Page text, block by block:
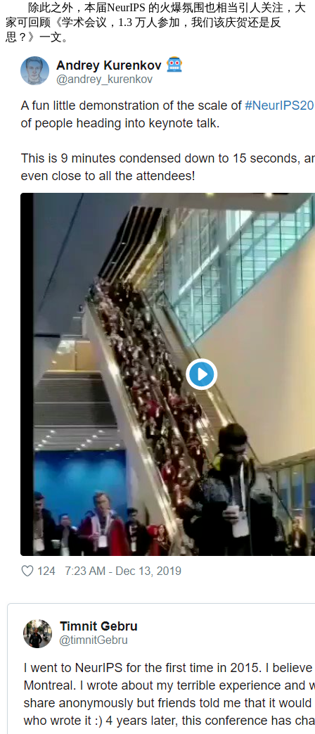
除此之外，本届NeurIPS 的火爆氛围也相当引人关注，大
家可回顾《学术会议，1.3 万人参加，我们该庆贺还是反
思？》一文。